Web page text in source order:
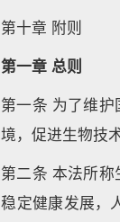
第十章 附则
第一章 总则
第一条 为了维
境，促进生物技
第二条 本法所
稳定健康发展，